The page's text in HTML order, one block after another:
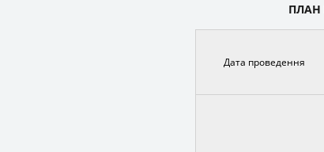
ПЛАН
Дата проведення